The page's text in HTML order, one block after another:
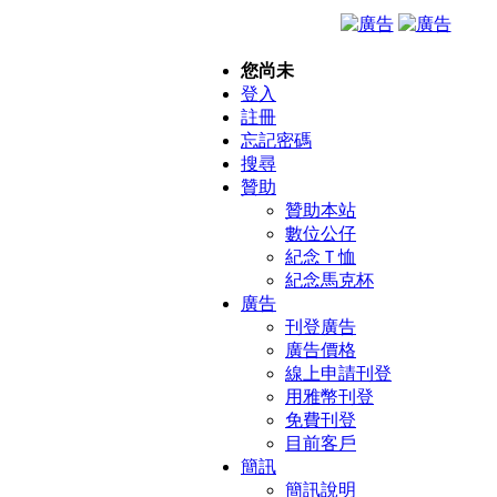
您尚未
登入
註冊
忘記密碼
搜尋
贊助
贊助本站
數位公仔
紀念Ｔ恤
紀念馬克杯
廣告
刊登廣告
廣告價格
線上申請刊登
用雅幣刊登
免費刊登
目前客戶
簡訊
簡訊說明